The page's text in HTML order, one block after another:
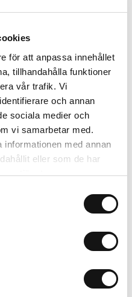
för att anpassa innehållet
tillhandahålla funktioner
vår trafik. Vi
och annan
sociala medier och
vi samarbetar med.
med annan
eller som de har
tjänster.